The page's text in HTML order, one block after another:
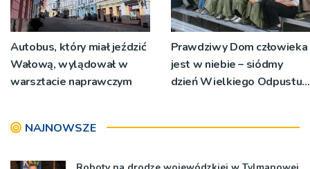
Autobus, który miał jeździć
Wałową, wylądował w
warsztacie naprawczym
Prawdziwy Dom człowieka
jest w niebie – siódmy
dzień Wielkiego Odpustu
NAJNOWSZE